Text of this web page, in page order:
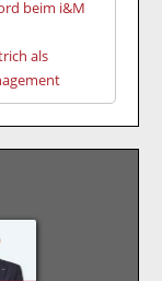
beim i&M
als